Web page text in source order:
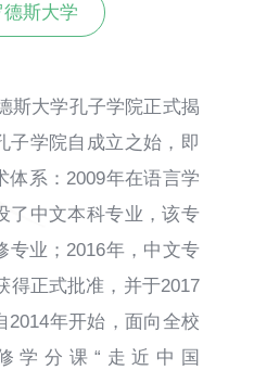
德斯大学
斯大学孔子学院正式揭
子学院自成立之始，即
体系：2009年在语言学
了中文本科专业，该专
专业；2016年，中文专
得正式批准，并于2017
2014年开始，面向全校
学分课“走近中国